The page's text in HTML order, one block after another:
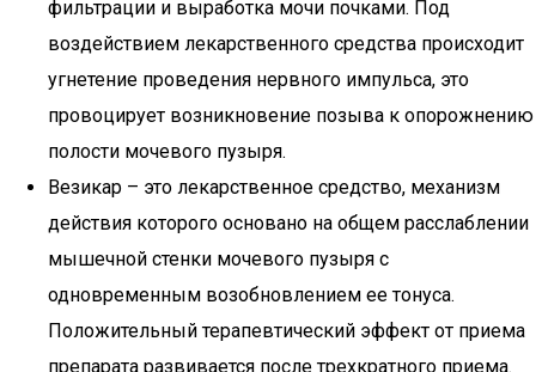
фильтрации и выработка мочи почками. Под
воздействием лекарственного средства происходит
угнетение проведения нервного импульса, это
провоцирует возникновение позыва к опорожнению
полости мочевого пузыря.
Везикар – это лекарственное средство, механизм
действия которого основано на общем расслаблении
мышечной стенки мочевого пузыря с
одновременным возобновлением ее тонуса.
Положительный терапевтический эффект от приема
препарата развивается после трехкратного приема.